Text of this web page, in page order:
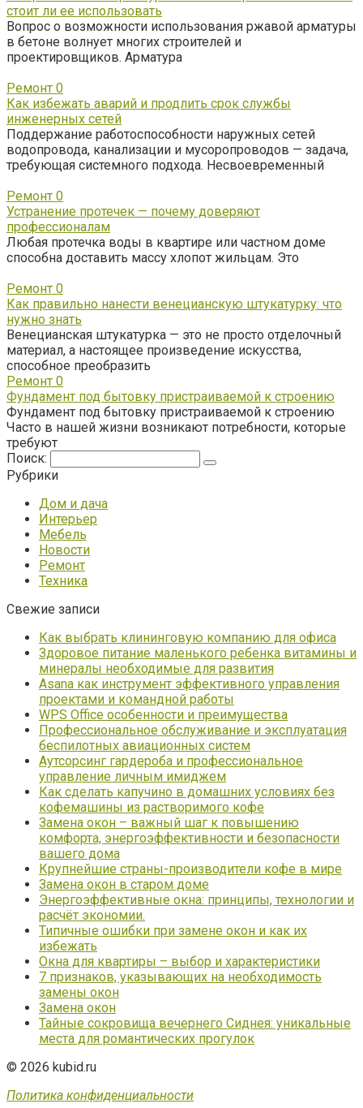
стоит ли ее использовать
Вопрос о возможности использования ржавой арматуры
в бетоне волнует многих строителей и
проектировщиков. Арматура
Ремонт 0
Как избежать аварий и продлить срок службы
инженерных сетей
Поддержание работоспособности наружных сетей
водопровода, канализации и мусоропроводов — задача,
требующая системного подхода. Несвоевременный
Ремонт 0
Устранение протечек — почему доверяют
профессионалам
Любая протечка воды в квартире или частном доме
способна доставить массу хлопот жильцам. Это
Ремонт 0
Как правильно нанести венецианскую штукатурку: что
нужно знать
Венецианская штукатурка — это не просто отделочный
материал, а настоящее произведение искусства,
способное преобразить
Ремонт 0
Фундамент под бытовку пристраиваемой к строению
Фундамент под бытовку пристраиваемой к строению
Часто в нашей жизни возникают потребности, которые
требуют
Поиск:
Рубрики
Дом и дача
Интерьер
Мебель
Новости
Ремонт
Техника
Свежие записи
Как выбрать клининговую компанию для офиса
Здоровое питание маленького ребенка витамины и
минералы необходимые для развития
Asana как инструмент эффективного управления
проектами и командной работы
WPS Office особенности и преимущества
Профессиональное обслуживание и эксплуатация
беспилотных авиационных систем
Аутсорсинг гардероба и профессиональное
управление личным имиджем
Как сделать капучино в домашних условиях без
кофемашины из растворимого кофе
Замена окон – важный шаг к повышению
комфорта, энергоэффективности и безопасности
вашего дома
Крупнейшие страны-производители кофе в мире
Замена окон в старом доме
Энергоэффективные окна: принципы, технологии и
расчёт экономии.
Типичные ошибки при замене окон и как их
избежать
Окна для квартиры – выбор и характеристики
7 признаков, указывающих на необходимость
замены окон
Замена окон
Тайные сокровища вечернего Сиднея: уникальные
места для романтических прогулок
© 2026 kubid.ru
Политика конфиденциальности